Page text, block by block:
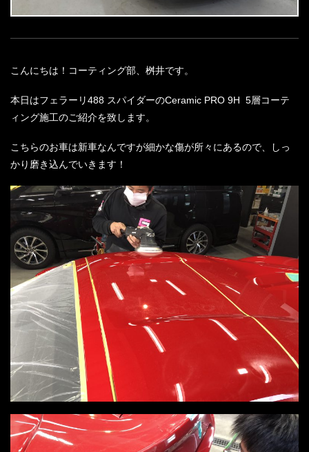
こんにちは！コーティング部、桝井です。
本日はフェラーリ488 スパイダーのCeramic PRO 9H 5層コーテ
ィング施工のご紹介を致します。
こちらのお車は新車なんですが細かな傷が所々にあるので、しっ
かり磨き込んでいきます！